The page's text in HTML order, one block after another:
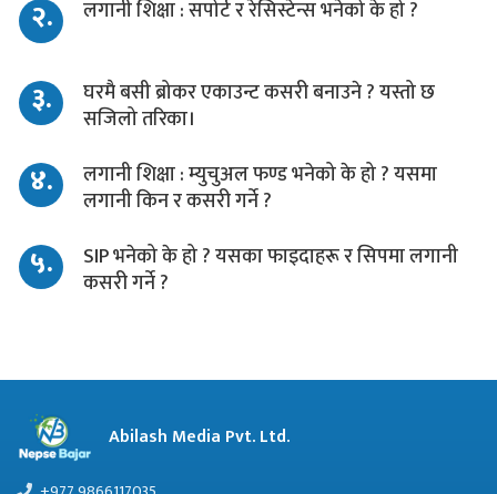
२. लगानी शिक्षा : सपोर्ट र रेसिस्टेन्स भनेको के हो ?
३.
घरमै बसी ब्रोकर एकाउन्ट कसरी बनाउने ? यस्तो छ
सजिलो तरिका।
४.
लगानी शिक्षा : म्युचुअल फण्ड भनेको के हो ? यसमा
लगानी किन र कसरी गर्ने ?
५.
SIP भनेको के हो ? यसका फाइदाहरू र सिपमा लगानी
कसरी गर्ने ?
Abilash Media Pvt. Ltd.